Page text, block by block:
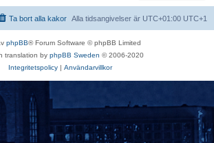
Alla tidsangivelser är UTC+01:00 UTC+1
Ta bort alla kakor
phpBB® Forum Software © phpBB Limited
translation by phpBB Sweden © 2006-2020
Integritetspolicy| Användarvillkor